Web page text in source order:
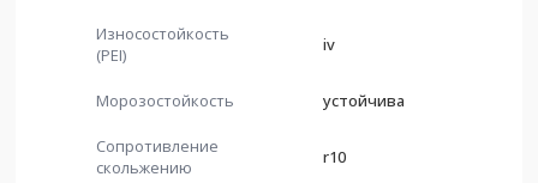
Износостойкость
(PEI)
iv
Морозостойкость устойчива
Сопротивление
скольжению
r10